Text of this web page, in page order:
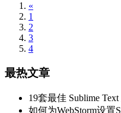
«
1
2
3
4
最热文章
19套最佳 Sublime
如何为WebStorm设置